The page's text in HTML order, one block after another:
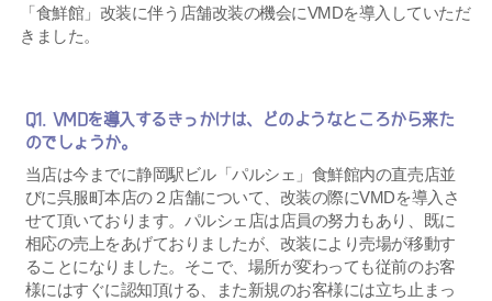
「食鮮館」改装に伴う店舗改装の機会にVMDを導入していただ
きました。
Q1. VMDを導入するきっかけは、どのようなところから来た
のでしょうか。
当店は今までに静岡駅ビル「パルシェ」食鮮館内の直売店並
びに呉服町本店の２店舗について、改装の際にVMDを導入さ
せて頂いております。パルシェ店は店員の努力もあり、既に
相応の売上をあげておりましたが、改装により売場が移動す
ることになりました。そこで、場所が変わっても従前のお客
様にはすぐに認知頂ける、また新規のお客様には立ち止まっ